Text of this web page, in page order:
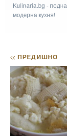
Kulinaria.bg -
модерна кухня!
<< ПРЕДИШНО